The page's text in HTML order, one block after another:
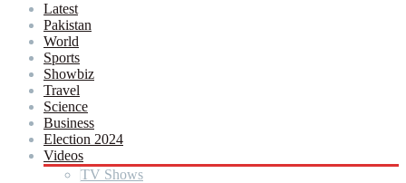
Latest
Pakistan
World
Sports
Showbiz
Travel
Science
Business
Election 2024
Videos
TV Shows